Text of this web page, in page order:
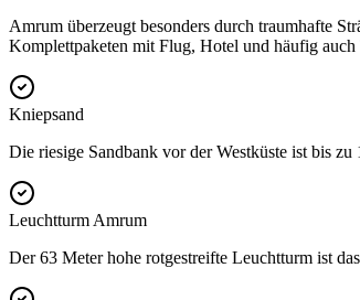
Amrum überzeugt besonders durch traumhafte
Komplettpaketen mit Flug, Hotel und häufig
Kniepsand
Die riesige Sandbank vor der Westküste ist bis
Leuchtturm Amrum
Der 63 Meter hohe rotgestreifte Leuchtturm ist